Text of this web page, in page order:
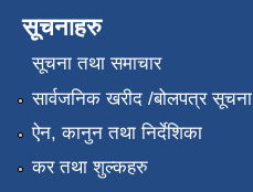
सूचनाहरु
सूचना तथा समाचार
सार्वजनिक खरीद /बोलपत्र सूचना
ऐन, कानुन तथा निर्देशिका
कर तथा शुल्कहरु